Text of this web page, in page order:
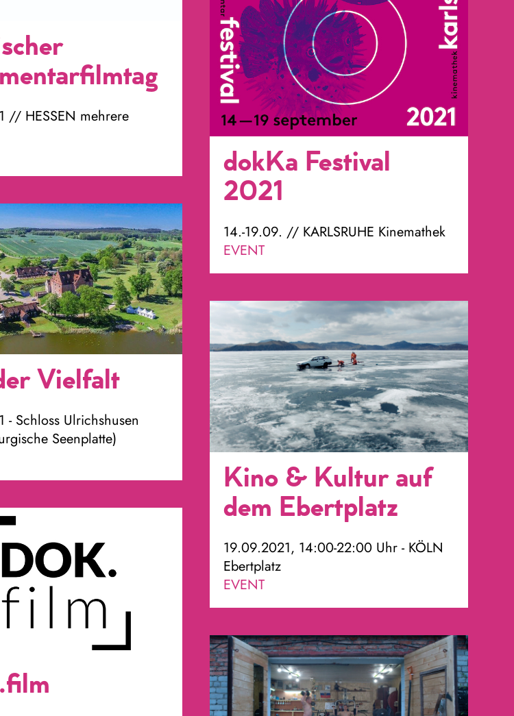
// HESSEN mehrere
dokKa Festival
2021
14.-19.09. // KARLSRUHE Kinemathek
EVENT
Vielfalt
- Schloss Ulrichshusen
Seenplatte)
Kino & Kultur auf
dem Ebertplatz
19.09.2021, 14:00-22:00 Uhr - KÖLN
Ebertplatz
EVENT